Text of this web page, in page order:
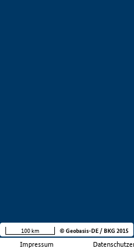
Impressum
100 km © Geobasis-DE / BKG 2015